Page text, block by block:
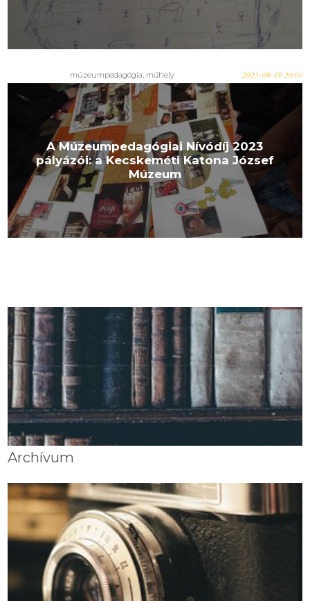
múzeumpedagógia, műhely 2023-09-19 20:00
A Múzeumpedagógiai Nívódíj 2023
pályázói: a Kecskeméti Katona József
Múzeum
Archívum